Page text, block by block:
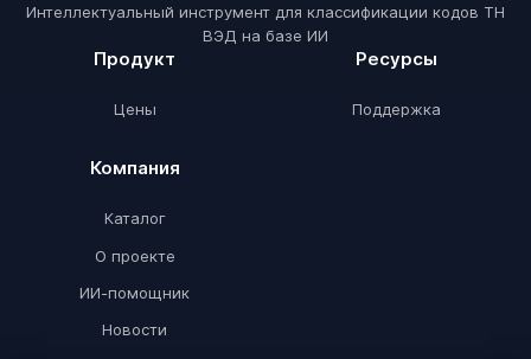
Интеллектуальный инструмент для классификации кодов ТН
ВЭД на базе ИИ
Продукт
Цены
Ресурсы
Поддержка
Компания
Каталог
О проекте
ИИ-помощник
Новости